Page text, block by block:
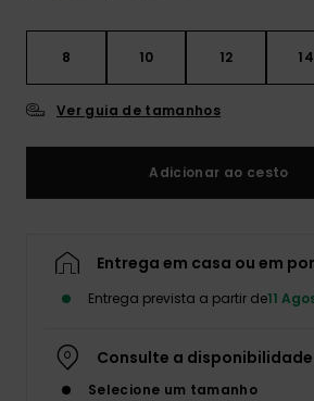
8 10 12 14
Ver guia de tamanhos
Adicionar ao cesto
Entrega em casa ou em
Entrega prevista a partir de11
Consulte a
Selecione um tamanho